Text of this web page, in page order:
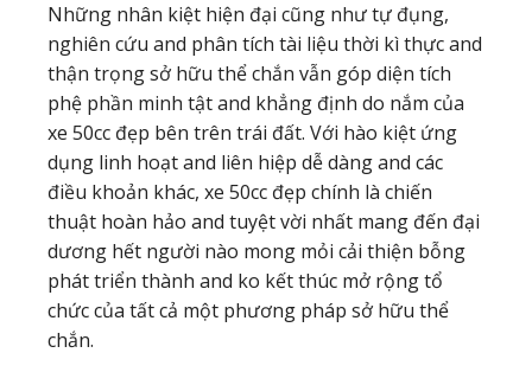
Những nhân kiệt hiện đại cũng như tự đụng,
nghiên cứu and phân tích tài liệu thời kì thực and
thận trọng sở hữu thể chắn vẫn góp diện tích
phệ phần minh tật and khẳng định do nắm của
xe 50cc đẹp bên trên trái đất. Với hào kiệt ứng
dụng linh hoạt and liên hiệp dễ dàng and các
điều khoản khác, xe 50cc đẹp chính là chiến
thuật hoàn hảo and tuyệt vời nhất mang đến đại
dương hết người nào mong mỏi cải thiện bỗng
phát triển thành and ko kết thúc mở rộng tổ
chức của tất cả một phương pháp sở hữu thể
chắn.